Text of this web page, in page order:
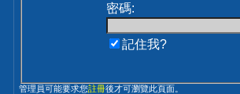
密碼:
記住我?
管理員可能要求您註冊後才可瀏覽此頁面。